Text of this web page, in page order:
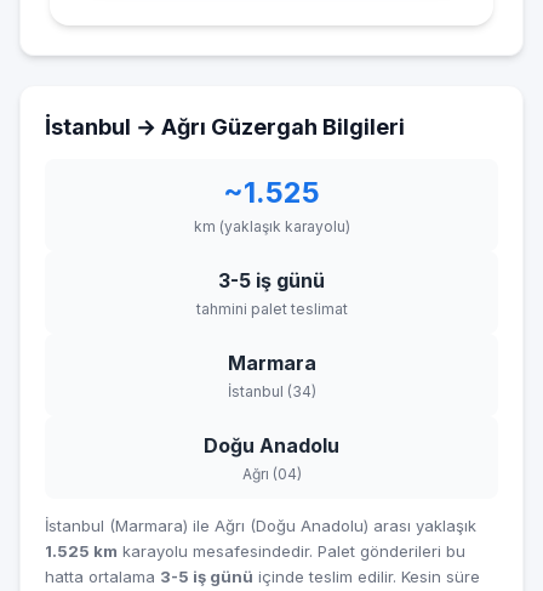
İstanbul → Ağrı Güzergah Bilgileri
~1.525
km (yaklaşık karayolu)
3-5 iş günü
tahmini palet teslimat
Marmara
İstanbul (34)
Doğu Anadolu
Ağrı (04)
İstanbul (Marmara) ile Ağrı (Doğu Anadolu) arası yaklaşık
1.525 km karayolu mesafesindedir. Palet gönderileri bu
hatta ortalama 3-5 iş günü içinde teslim edilir. Kesin süre